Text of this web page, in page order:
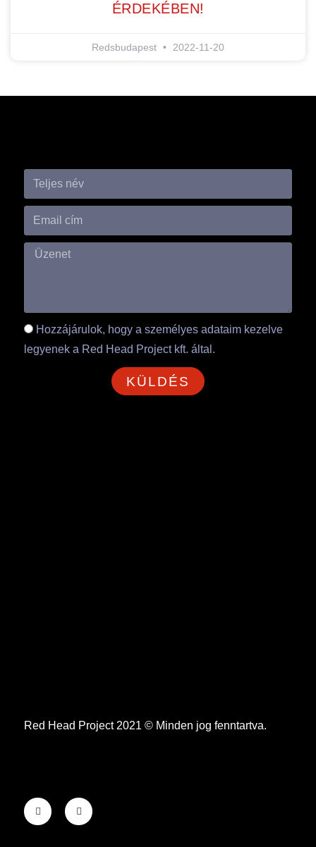
ÉRDEKÉBEN!
Redsbudapest 2022-11-20
Hozzájárulok, hogy a személyes adataim kezelve
legyenek a Red Head Project kft. által.
KÜLDÉS
Red Head Project 2021 © Minden jog fenntartva.